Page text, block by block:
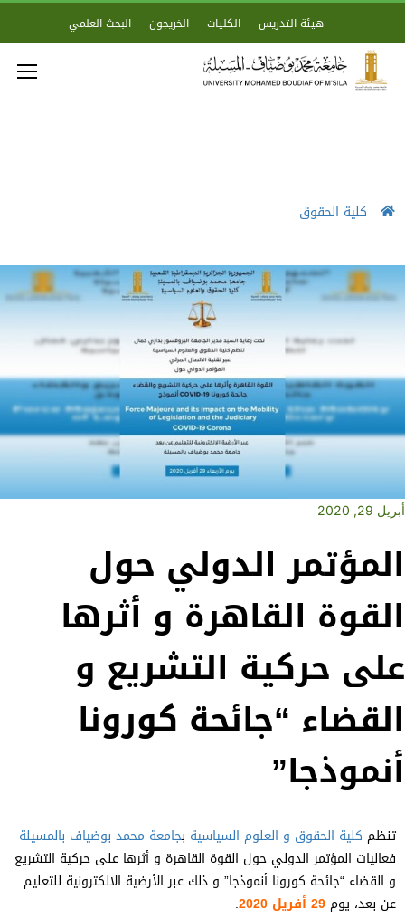
هيئة التدريس الكليات الخريجون البحث العلمي
كلية الحقوق
أبريل 29, 2020
المؤتمر الدولي حول
القوة القاهرة و أثرها
على حركية التشريع و
القضاء “جائحة كورونا
أنموذجا”
تنظم كلية الحقوق و العلوم السياسية بجامعة محمد بوضياف بالمسيلة
فعاليات المؤتمر الدولي حول القوة القاهرة و أثرها على حركية التشريع
و القضاء “جائحة كورونا أنموذجا” و ذلك عبر الأرضية الالكترونية للتعليم
عن بعد، يوم29 أفريل 2020 .